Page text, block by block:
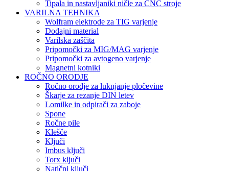
Tipala in nastavljaniki ničle za CNC stroje
VARILNA TEHNIKA
Wolfram elektrode za TIG varjenje
Dodajni material
Varilska zaščita
Pripomočki za MIG/MAG varjenje
Pripomočki za avtogeno varjenje
Magnetni kotniki
ROČNO ORODJE
Ročno orodje za luknjanje pločevine
Škarje za rezanje DIN letev
Lomilke in odpirači za zaboje
Spone
Ročne pile
Klešče
Ključi
Imbus ključi
Torx ključi
Natični ključi